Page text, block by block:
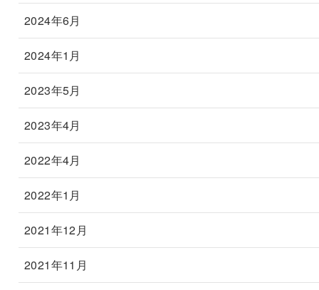
2024年6月
2024年1月
2023年5月
2023年4月
2022年4月
2022年1月
2021年12月
2021年11月